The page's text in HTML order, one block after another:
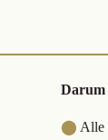
⬤ Alle